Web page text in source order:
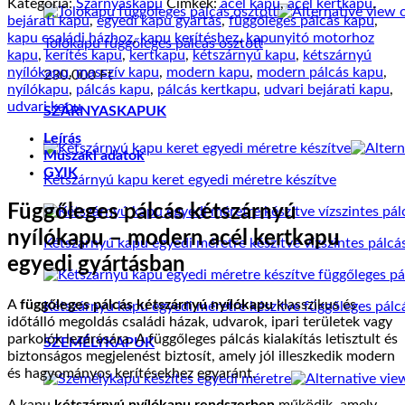
Tolókapu függőleges pálcás osztott
230.000Ft
SZÁRNYASKAPUK
Kétszárnyú kapu keret egyedi méretre készítve
Kétszárnyú kapu egyedi méretre készítve vízszintes
Kétszárnyú kapu egyedi méretre készítve függőleges
SZEMÉLYKAPUK
Kategória:Szárnyaskapu Címkék:acél kapu,acél kertkapu,
bejárati kapu,egyedi kapu gyártás,függőleges pálcás kapu,
kapu családi házhoz,kapu kerítéshez,kapunyitó motorhoz
kapu, kerítés kapu,kertkapu, kétszárnyú kapu, kétszárnyú
nyílókapu,masszív kapu, modern kapu, modern pálcás kapu,
nyílókapu, pálcás kapu, pálcás kertkapu, udvari bejárati kapu,
udvari kapu
Leírás
Műszaki adatok
GYIK
Függőleges pálcás kétszárnyú
nyílókapu – modern acél kertkapu
egyedi gyártásban
Afüggőleges pálcás kétszárnyú nyílókapuklasszikus és
időtálló megoldás családi házak, udvarok, ipari területek vagy
parkolók lezárására. A függőleges pálcás kialakítás letisztult és
biztonságos megjelenést biztosít, amely jól illeszkedik modern
és hagyományos kerítésekhez egyaránt.